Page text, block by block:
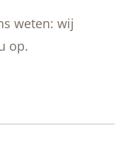
weten: wij
op.